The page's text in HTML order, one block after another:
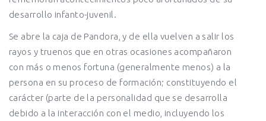
desarrollo infanto-juvenil.
Se abre la caja de Pandora, y de ella vuelven a salir los
rayos y truenos que en otras ocasiones acompañaron
con más o menos fortuna (generalmente menos) a la
persona en su proceso de formación; constituyendo el
carácter (parte de la personalidad que se desarrolla
debido a la interacción con el medio, incluyendo los